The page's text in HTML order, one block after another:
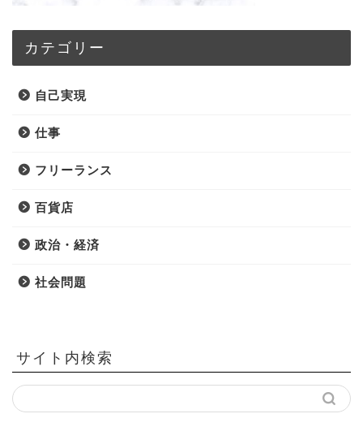
カテゴリー
自己実現
仕事
フリーランス
百貨店
政治・経済
社会問題
サイト内検索